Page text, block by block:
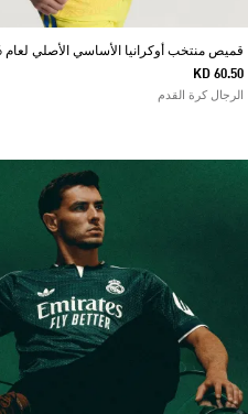
قميص منتخب أوكرانيا الأساسي الأصلي لعام 2026
KD 60.50
الرجال كرة القدم